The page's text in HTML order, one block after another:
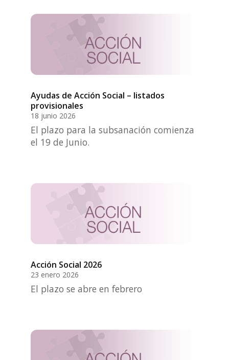
Ayudas de Acción Social – listados
provisionales
18 junio 2026
El plazo para la subsanación comienza
el 19 de Junio.
Acción Social 2026
23 enero 2026
El plazo se abre en febrero